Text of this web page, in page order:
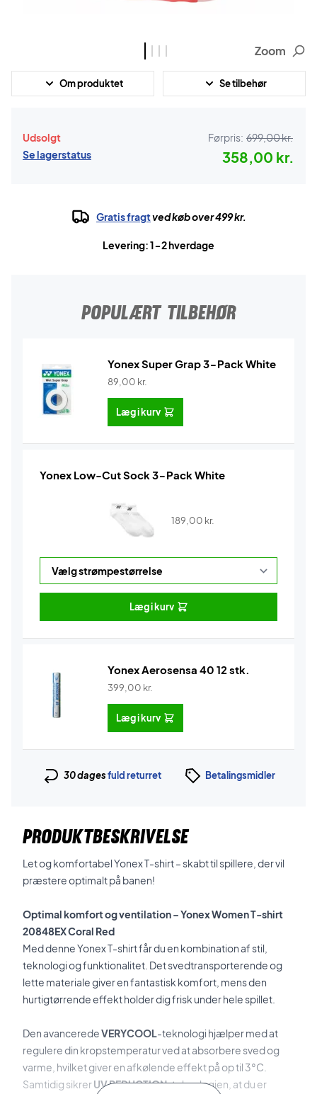
Zoom
Om produktet Se tilbehør
Udsolgt
Se lagerstatus
Førpris: 699,00 kr.
358,00 kr.
Gratis fragtved køb over 499 kr.
Levering: 1-2 hverdage
POPULÆRT TILBEHØR
Yonex Super Grap 3-Pack White
89,00 kr.
Læg i kurv
Yonex Low-Cut Sock 3-Pack White
189,00 kr.
Læg i kurv
Yonex Aerosensa 40 12 stk.
399,00 kr.
Læg i kurv
30 dagesfuld returret Betalingsmidler
PRODUKTBESKRIVELSE
Let og komfortabel Yonex T-shirt – skabt til spillere, der vil
præstere optimalt på banen!
Optimal komfort og ventilation – Yonex Women T-shirt
20848EX Coral Red
Med denne Yonex T-shirt får du en kombination af stil,
teknologi og funktionalitet. Det svedtransporterende og
lette materiale giver en fantastisk komfort, mens den
hurtigtørrende effekt holder dig frisk under hele spillet.
Den avanceredeVERYCOOL-teknologi hjælper med at
regulere din kropstemperatur ved at absorbere sved og
varme, hvilket giver en afkølende effekt på op til 3°C.
Samtidig sikrerUV REDUCTION-teknologien, at du er